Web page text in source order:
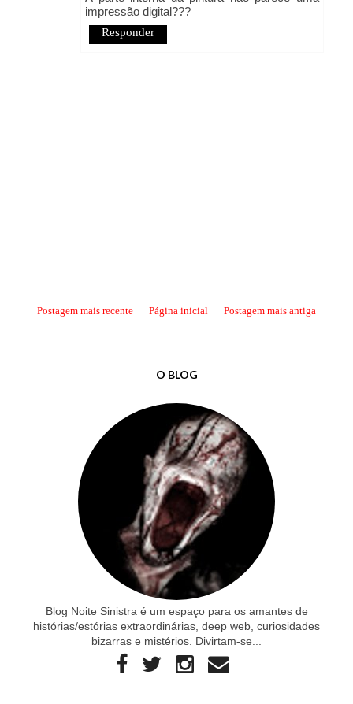
impressão digital???
Responder
Postagem mais recente Postagem mais antiga
Página inicial
O BLOG
Blog Noite Sinistra é um espaço para os amantes de
histórias/estórias extraordinárias, deep web, curiosidades
bizarras e mistérios. Divirtam-se...